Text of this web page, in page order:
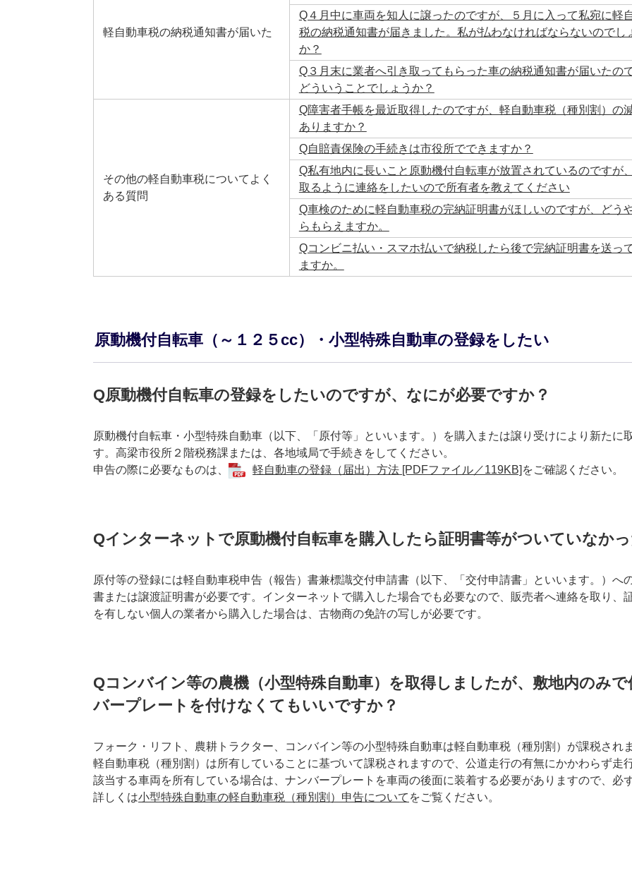
軽自動車税の納税通知書が届いた
Q４月中に車両を知人に譲ったのですが、５月に入って私宛に軽
税の納税通知書が届きました。私が払わなければならないのでし
か？
Q３月末に業者へ引き取ってもらった車の納税通知書が届いたの
どういうことでしょうか？
その他の軽自動車税についてよく
ある質問
Q障害者手帳を最近取得したのですが、軽自動車税（種別割）の
ありますか？
Q自賠責保険の手続きは市役所でできますか？
Q私有地内に長いこと原動機付自転車が放置されているのですが
取るように連絡をしたいので所有者を教えてください
Q車検のために軽自動車税の完納証明書がほしいのですが、どう
らもらえますか。
Qコンビニ払い・スマホ払いで納税したら後で完納証明書を送っ
ますか。
原動機付自転車（～１２５cc）・小型特殊自動車の登録をしたい
Q原動機付自転車の登録をしたいのですが、なにが必要ですか？
原動機付自転車・小型特殊自動車（以下、「原付等」といいます。）を購入または譲り受けにより新たに
す。高梁市役所２階税務課または、各地域局で手続きをしてください。
申告の際に必要なものは、
軽自動車の登録（届出）方法 [PDFファイル／119KB] をご確認ください。
Qインターネットで原動機付自転車を購入したら証明書等がついていなか
原付等の登録には軽自動車税申告（報告）書兼標識交付申請書（以下、「交付申請書」といいます。）へ
書または譲渡証明書が必要です。インターネットで購入した場合でも必要なので、販売者へ連絡を取り、
を有しない個人の業者から購入した場合は、古物商の免許の写しが必要です。
Qコンバイン等の農機（小型特殊自動車）を取得しましたが、敷地内のみ
バープレートを付けなくてもいいですか？
フォーク・リフト、農耕トラクター、コンバイン等の小型特殊自動車は軽自動車税（種別割）が課税されま
軽自動車税（種別割）は所有していることに基づいて課税されますので、公道走行の有無にかかわらず走
該当する車両を所有している場合は、ナンバープレートを車両の後面に装着する必要がありますので、必
詳しくは小型特殊自動車の軽自動車税（種別割）申告について をご覧ください。